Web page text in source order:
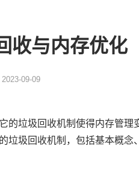
收与内存优化
09-09
的垃圾回收机制使得内存管
垃圾回收机制，包括基本概